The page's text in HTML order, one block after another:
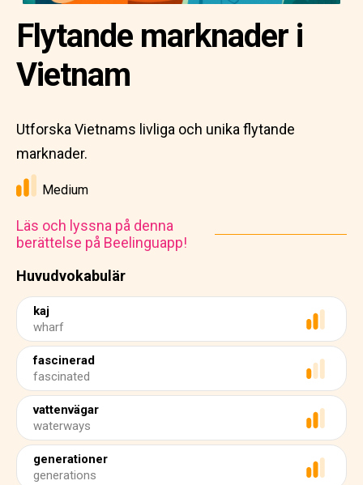
Huvudvokabulär
kaj
wharf
fascinerad
fascinated
vattenvägar
waterways
generationer
generations
Flytande marknader i
Vietnam
Utforska Vietnams livliga och unika flytande
marknader.
Medium
Läs och lyssna på denna
berättelse på Beelinguapp!